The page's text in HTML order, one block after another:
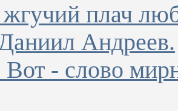
плач
Андреев.
Вот - слово